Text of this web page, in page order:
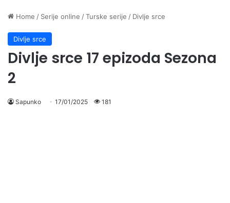
Home / Serije online /Turske serije / Divlje srce
Divlje srce
Divlje srce 17 epizoda Sezona
2
Sapunko 17/01/2025 181